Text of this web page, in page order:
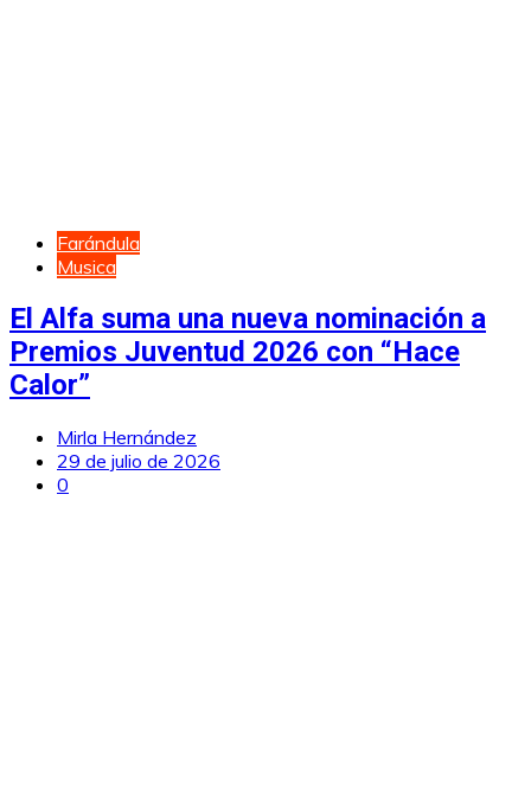
Farándula
Musica
El Alfa suma una nueva nominación a
Premios Juventud 2026 con “Hace
Calor”
Mirla Hernández
29 de julio de 2026
0